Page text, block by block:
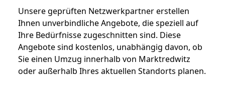
Unsere geprüften Netzwerkpartner erstellen
Ihnen unverbindliche Angebote, die speziell auf
Ihre Bedürfnisse zugeschnitten sind. Diese
Angebote sind kostenlos, unabhängig davon, ob
Sie einen Umzug innerhalb von Marktredwitz
oder außerhalb Ihres aktuellen Standorts planen.